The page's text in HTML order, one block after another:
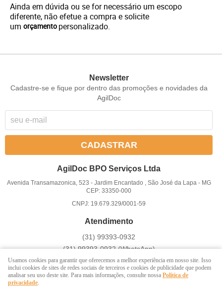
Ainda em dúvida ou se for necessário um escopo
diferente, não efetue a compra e solicite
um orçamento personalizado.
Newsletter
Cadastre-se e fique por dentro das promoções e novidades da
AgilDoc
CADASTRAR
AgilDoc BPO Serviços Ltda
Avenida Transamazonica, 523 - Jardim Encantado , São José da Lapa- MG
CEP: 33350-000
CNPJ: 19.679.329/0001-59
Atendimento
(31) 99393-0932
(31)99393-0932(WhatsApp)
Atendemos somente em dias úteis de Segunda à Sexta-feira das
8 ás 17h
Usamos cookies para garantir que oferecemos a melhor experiência em nosso site. Isso
inclui cookies de sites de redes sociais de terceiros e cookies de publicidade que podem
analisar seu uso deste site. Para mais informações, consulte nossa Política de
privacidade.